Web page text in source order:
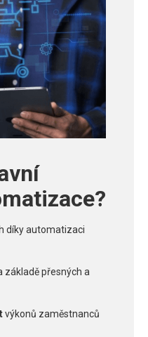
díky automatizaci
základě přesných a
výkonů zaměstnanců